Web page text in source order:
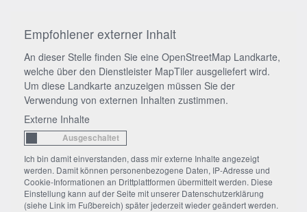
Empfohlener externer Inhalt
An dieser Stelle finden Sie eine OpenStreetMap Landkarte,
welche über den Dienstleister MapTiler ausgeliefert wird.
Um diese Landkarte anzuzeigen müssen Sie der
Verwendung von externen Inhalten zustimmen.
Externe Inhalte
Ich bin damit einverstanden, dass mir externe Inhalte angezeigt
werden. Damit können personenbezogene Daten, IP-Adresse und
Cookie-Informationen an Drittplattformen übermittelt werden. Diese
Einstellung kann auf der Seite mit unserer Datenschutzerklärung
(siehe Link im Fußbereich) später jederzeit wieder geändert werden.